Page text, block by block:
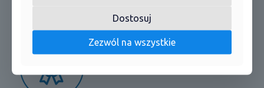
Dostosuj
Zezwól na wszystkie